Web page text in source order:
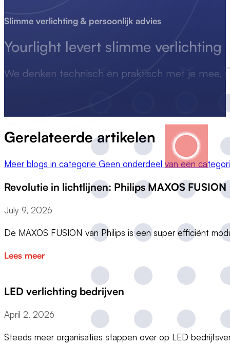
Slimme verlichting & persoonlijk advies
Yourlight levert slimme verlichting
We denken technisch én praktisch met je mee,
Gerelateerde artikelen
Meer blogs in categorie Geen onderdeel van een
Revolutie in lichtlijnen: Philips MAXOS FUSION
July 9, 2026
De MAXOS FUSION van Philips is een super efficiënt
Lees meer
LED verlichting bedrijven
April 2, 2026
Steeds meer organisaties stappen over op LED